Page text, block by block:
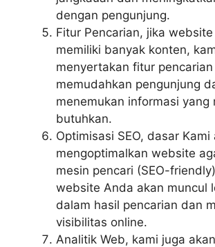
dengan pengunjung.
Fitur Pencarian, jika
memiliki banyak konten,
menyertakan fitur
memudahkan pengunjung
menemukan informasi yang
butuhkan.
Optimisasi SEO, dasar Kami
mengoptimalkan website
mesin pencari (SEO-
website Anda akan muncul
dalam hasil pencarian dan
visibilitas online.
Analitik Web, kami juga akan